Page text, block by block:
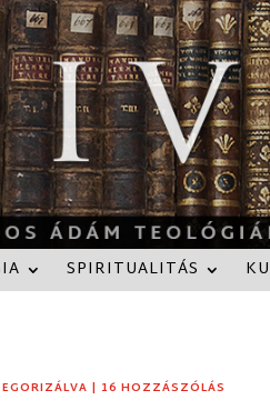
SPIRITUALITÁS
| 16 HOZZÁSZÓLÁS